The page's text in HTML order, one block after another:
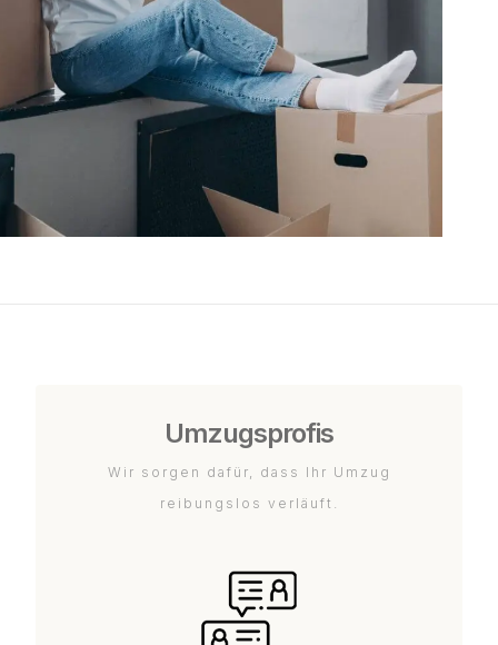
Umzugsprofis
Wir sorgen dafür, dass Ihr Umzug
reibungslos verläuft.